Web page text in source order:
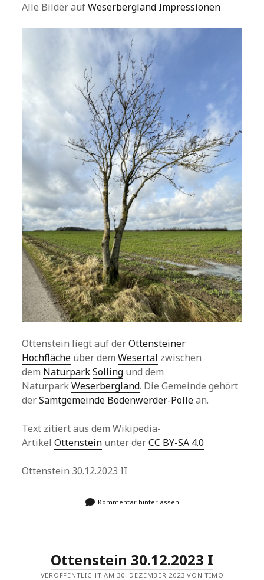
Alle Bilder aufWeserbergland Impressionen
Ottenstein liegt auf derOttensteiner
Hochfläche über demWesertal zwischen
dem NaturparkSolling und dem
NaturparkWeserbergland. Die Gemeinde gehört
derSamtgemeinde Bodenwerder-Pollean.
Text zitiert aus dem Wikipedia-
Artikel Ottenstein unter derCC BY-SA 4.0
Ottenstein 30.12.2023 II
Kommentar hinterlassen
Ottenstein 30.12.2023 I
VERÖFFENTLICHT AM 30. DEZEMBER 2023 VON TIMO